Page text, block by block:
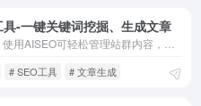
-一键关键词挖掘、生成文章
# SEO工具 # 文章生成